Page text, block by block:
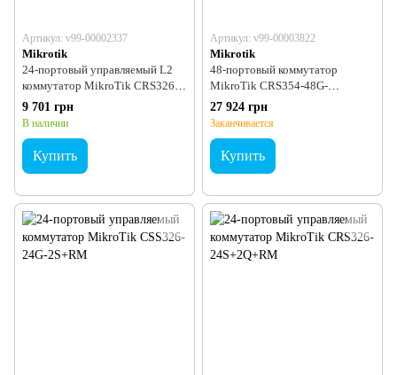
Артикул: v99-00002337
Mikrotik
24-портовый управляемый L2
коммутатор MikroTik CRS326-
24G-2S+RM
9 701 грн
В наличии
Купить
Артикул: v99-00003822
Mikrotik
48-портовый коммутатор
MikroTik CRS354-48G-
4S+2Q+RM
27 924 грн
Заканчивается
Купить